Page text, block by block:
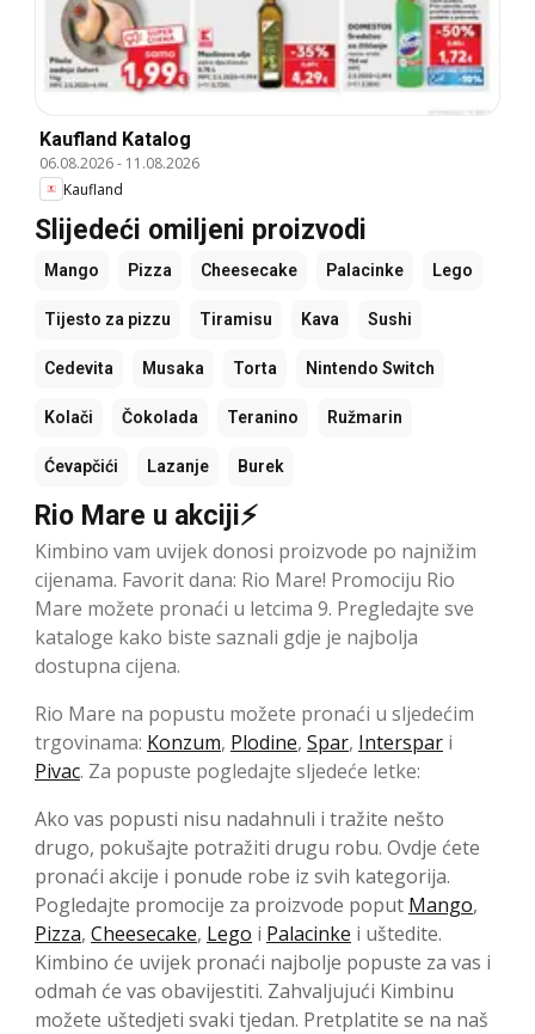
Kaufland Katalog
06.08.2026- 11.08.2026
Kaufland
Slijedeći omiljeni proizvodi
Mango Pizza Cheesecake Palacinke Lego
Tijesto za pizzu Tiramisu Kava Sushi
Cedevita Musaka Torta Nintendo Switch
Kolači Čokolada Teranino Ružmarin
Ćevapčići Lazanje Burek
Rio Mare u akciji⚡
Kimbino vam uvijek donosi proizvode po najnižim
cijenama. Favorit dana: Rio Mare! Promociju Rio
Mare možete pronaći u letcima 9. Pregledajte sve
kataloge kako biste saznali gdje je najbolja
dostupna cijena.
Rio Mare na popustu možete pronaći u sljedećim
trgovinama: Konzum, Plodine, Spar, Interspar i
Pivac. Za popuste pogledajte sljedeće letke:
Ako vas popusti nisu nadahnuli i tražite nešto
drugo, pokušajte potražiti drugu robu. Ovdje ćete
pronaći akcije i ponude robe iz svih kategorija.
Pogledajte promocije za proizvode poput Mango,
Pizza, Cheesecake, Lego i Palacinke i uštedite.
Kimbino će uvijek pronaći najbolje popuste za vas i
odmah će vas obavijestiti. Zahvaljujući Kimbinu
možete uštedjeti svaki tjedan. Pretplatite se na naš